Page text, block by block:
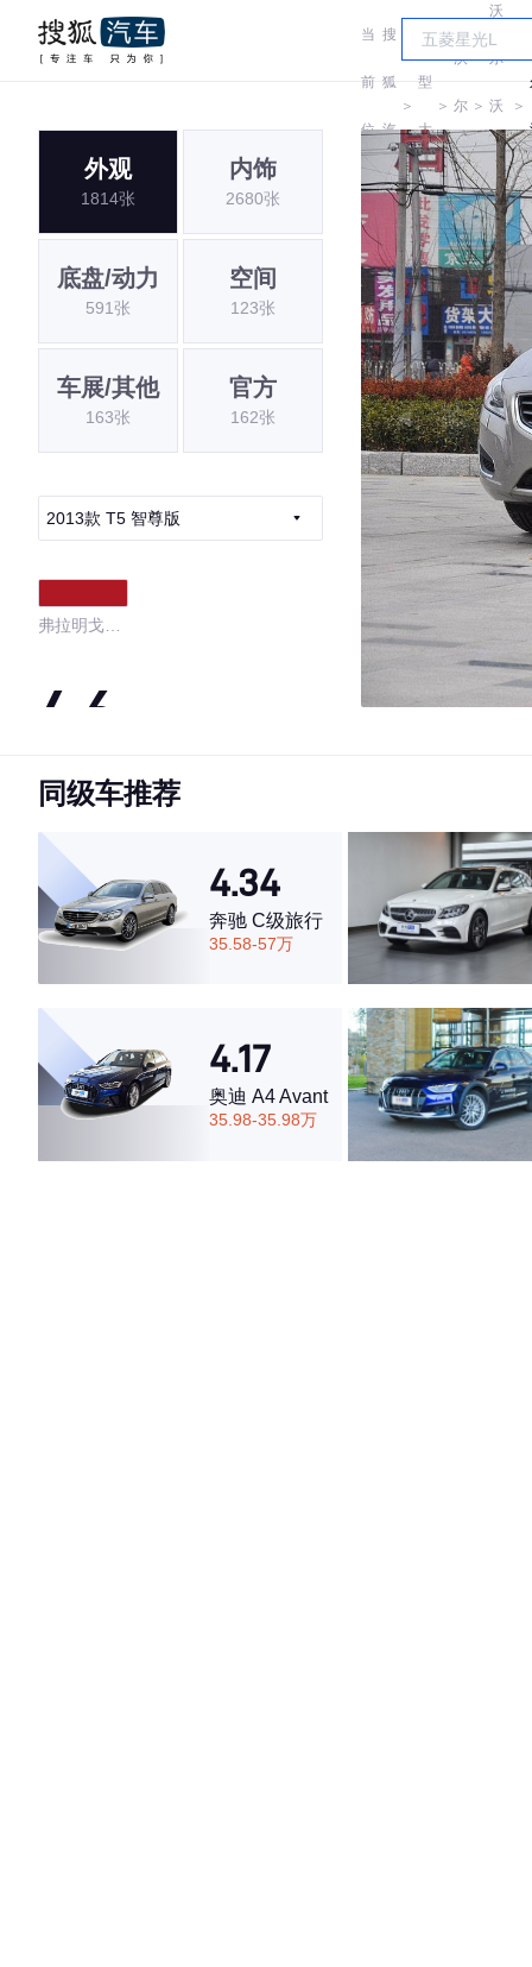
当
前
位
置:
搜
狐
汽
车
＞
车
型
大
全
＞
沃
尔
沃
＞
沃
尔
沃
(进
口)
＞
外观
1814张
内饰
2680张
底盘/动力
591张
空间
123张
车展/其他
163张
官方
162张
2013款 T5 智尊版
弗拉明戈红
4.6
·外观表现较为优秀，优于65%同级车
·空间表现一般，低于79%同级车
同级车推荐
4.34
奔驰 C级旅行
35.58-57万
4.17
奥迪 A4 Avant
35.98-35.98万